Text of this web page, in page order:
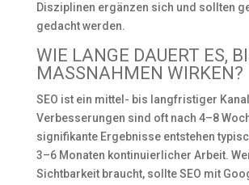
Disziplinen ergänzen sich und sollten
gedacht werden.
WIE LANGE DAUERT ES,
MASSNAHMEN WIRKEN?
SEO ist ein mittel- bis langfristiger
Verbesserungen sind oft nach 4–8
signifikante Ergebnisse entstehen
3–6 Monaten kontinuierlicher Arbeit.
Sichtbarkeit braucht, sollte SEO mit